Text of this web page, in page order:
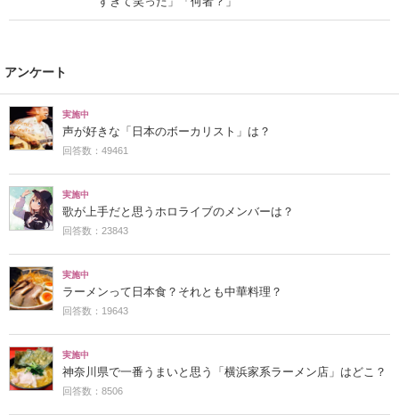
アンケート
実施中
声が好きな「日本のボーカリスト」は？
回答数：49461
実施中
歌が上手だと思うホロライブのメンバーは？
回答数：23843
実施中
ラーメンって日本食？それとも中華料理？
回答数：19643
実施中
神奈川県で一番うまいと思う「横浜家系ラーメン店」はどこ？
回答数：8506